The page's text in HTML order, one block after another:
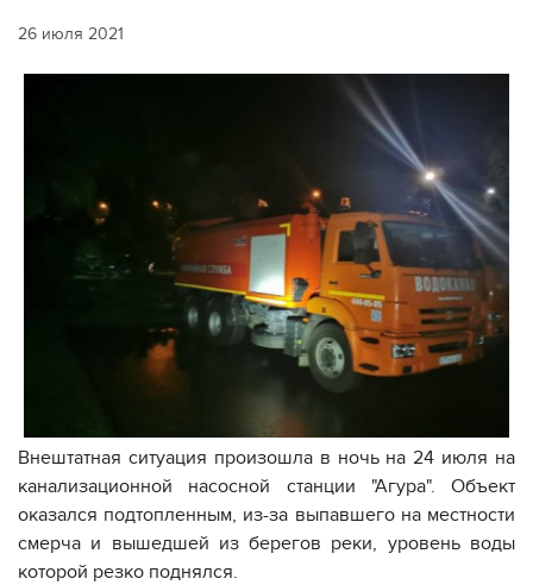
26 июля 2021
Внештатная ситуация произошла в ночь на 24 июля на
канализационной насосной станции "Агура". Объект
оказался подтопленным, из-за выпавшего на местности
смерча и вышедшей из берегов реки, уровень воды
которой резко поднялся.